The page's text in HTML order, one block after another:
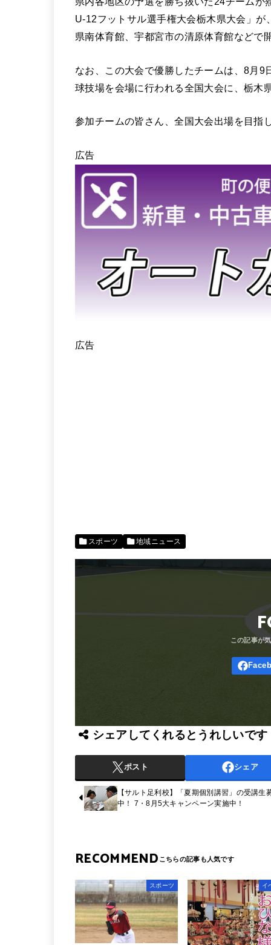
U-12フットサル選手権大会栃木県大会」
県南体育館、宇都宮市の清原体育館などで
なお、この大会で優勝したチームは、8月
球技場を会場に行われる全国大会に、栃木
参加チームの皆さん、全国大会出場を目指
広告
広告
スポーツ 地域ニュース
シェアしてくれるとうれしいです
ポスト シェア
【サルト足利校】「夏期個別講習」の受講生
中！ 7・8月5大キャンペーン実施中！
RECOMMEND
スポーツ イ